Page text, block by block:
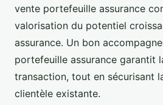
vente portefeuille assurance
valorisation du potentiel
assurance. Un bon
portefeuille assurance garantit
transaction, tout en sécurisant
clientèle existante.